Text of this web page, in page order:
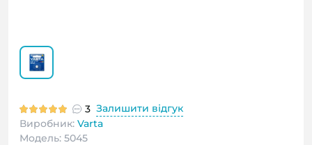
3 Залишити відгук
Виробник: Varta
Модель: 5045